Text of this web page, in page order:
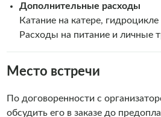
Дополнительные расходы
Катание на катере,
Расходы на питание и личные
Место встречи
По договоренности с
обсудить его в заказе до